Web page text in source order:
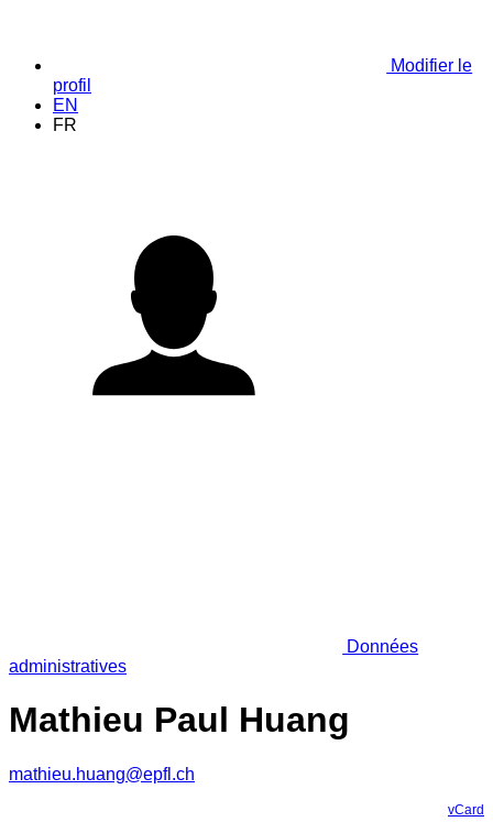
Modifier le
profil
EN
FR
Données
administratives
Mathieu Paul Huang
mathieu.huang@epfl.ch
vCard